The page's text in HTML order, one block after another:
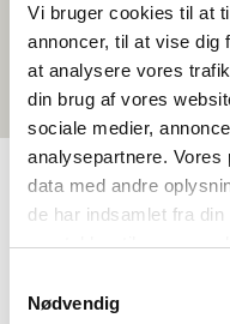
Vi bruger cookies til at
annoncer, til at vise dig
at analysere vores
din brug af vores
sociale medier,
analysepartnere. Vores
data med andre
de har indsamlet fra
samtykker til vores
Nødvendig
TAGS
Politiske